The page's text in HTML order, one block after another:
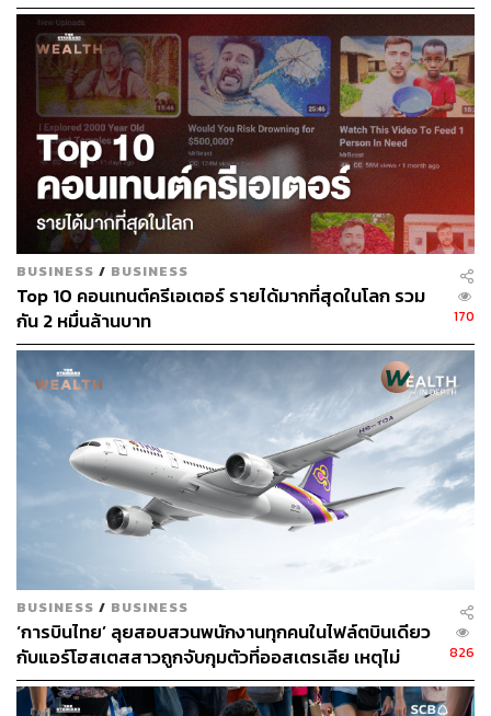
BUSINESS / BUSINESS
Top 10 คอนเทนต์ครีเอเตอร์ รายได้มากที่สุดในโลก รวม
กัน 2 หมื่นล้านบาท
170
BUSINESS / BUSINESS
‘การบินไทย’ ลุยสอบสวนพนักงานทุกคนในไฟล์ตบินเดียว
กับแอร์โฮสเตสสาวถูกจับกุมตัวที่ออสเตรเลีย เหตุไม่
สามารถสอบสวนแอร์ฯที่ถูกจับได้โดยตรง
826